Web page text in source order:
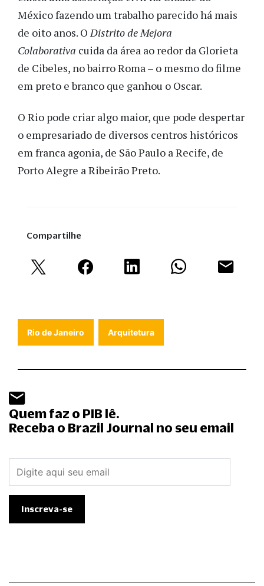
México fazendo um trabalho parecido há mais
de oito anos. ODistrito de Mejora
Colaborativa cuida da área ao redor da Glorieta
de Cibeles, no bairro Roma – o mesmo do filme
em preto e branco que ganhou o Oscar.
O Rio pode criar algo maior, que pode despertar
o empresariado de diversos centros históricos
em franca agonia, de São Paulo a Recife, de
Porto Alegre a Ribeirão Preto.
Compartilhe
Rio de Janeiro Arquitetura
Quem faz o PIB lê.
Receba o Brazil Journal no seu email